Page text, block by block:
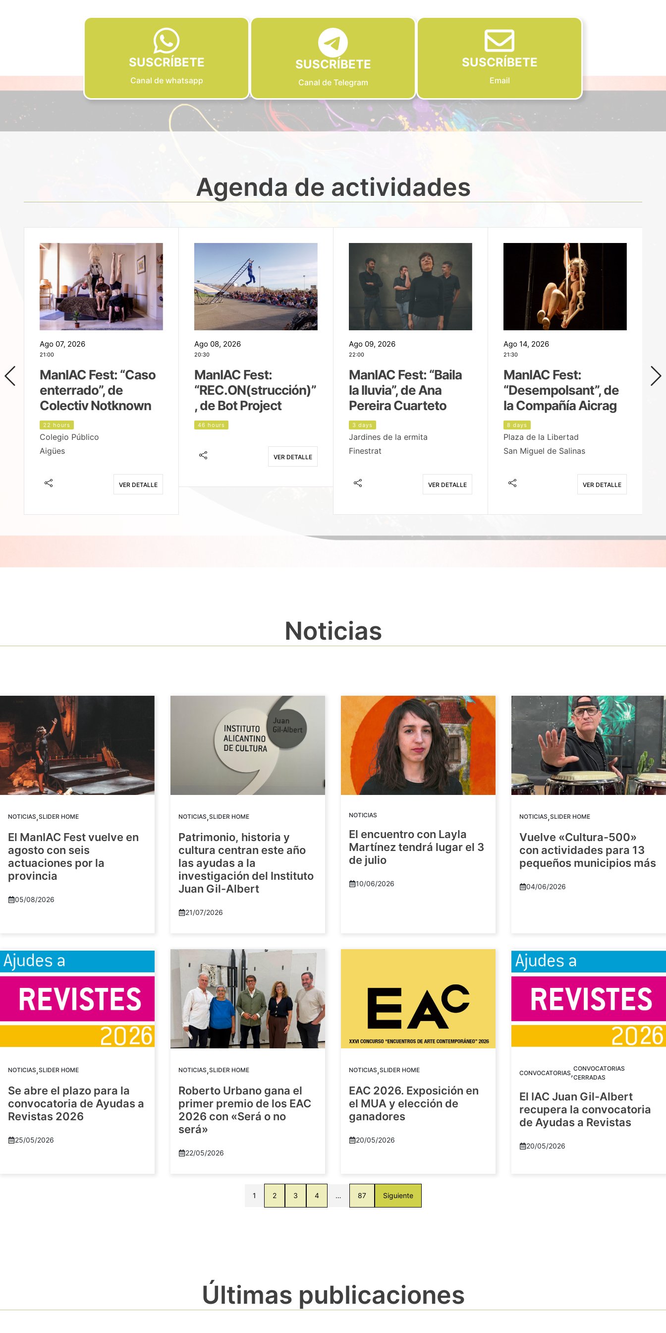
SUSCRÍBETE
Canal de whatsapp
SUSCRÍBETE
Canal de Telegram
SUSCRÍBETE
Email
Agenda de actividades
Ago 07, 2026
21:00
ManIAC Fest: “Caso
enterrado”, de
Colectiv Notknown
22 hours
Colegio Público
Aigües
VER DETALLE
Ago 08, 2026
20:30
ManIAC Fest:
“REC.ON(strucción)”
, de Bot Project
46 hours
VER DETALLE
Ago 09, 2026
22:00
ManIAC Fest: “Baila
la lluvia”, de Ana
Pereira Cuarteto
3 days
Jardines de la ermita
Finestrat
VER DETALLE
Ago 14, 2026
21:30
ManIAC Fest:
“Desempolsant”, de
la Compañía Aicrag
8 days
Plaza de la Libertad
San Miguel de Salinas
VER DETALLE
Noticias
NOTICIAS,SLIDER HOME
El ManIAC Fest vuelve en
agosto con seis
actuaciones por la
provincia
05/08/2026
NOTICIAS,SLIDER HOME
Patrimonio, historia y
cultura centran este año
las ayudas a la
investigación del Instituto
Juan Gil-Albert
21/07/2026
NOTICIAS
El encuentro con Layla
Martínez tendrá lugar el 3
de julio
10/06/2026
NOTICIAS,SLIDER HOME
Vuelve «Cultura-500»
con actividades para 13
pequeños municipios más
04/06/2026
NOTICIAS,SLIDER HOME
Se abre el plazo para la
convocatoria de Ayudas a
Revistas 2026
25/05/2026
NOTICIAS,SLIDER HOME
Roberto Urbano gana el
primer premio de los EAC
2026 con «Será o no
será»
22/05/2026
NOTICIAS,SLIDER HOME
EAC 2026. Exposición en
el MUA y elección de
ganadores
20/05/2026
CONVOCATORIAS,CONVOCATORIAS
CERRADAS
El IAC Juan Gil-Albert
recupera la convocatoria
de Ayudas a Revistas
20/05/2026
1 2 3 4 … 87 Siguiente
Últimas publicaciones